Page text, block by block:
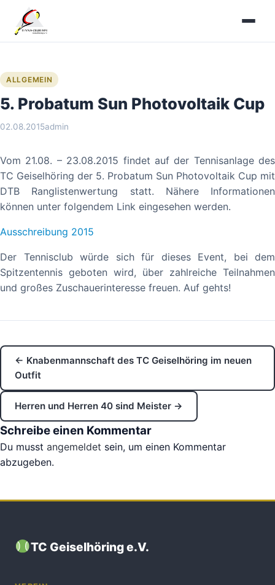
Inhalt
springen
ALLGEMEIN
5. Probatum Sun Photovoltaik Cup
02.08.2015admin
Vom 21.08. – 23.08.2015 findet auf der Tennisanlage des
TC Geiselhöring der 5. Probatum Sun Photovoltaik Cup mit
DTB Ranglistenwertung statt. Nähere Informationen
können unter folgendem Link eingesehen werden.
Ausschreibung 2015
Der Tennisclub würde sich für dieses Event, bei dem
Spitzentennis geboten wird, über zahlreiche Teilnahmen
und großes Zuschauerinteresse freuen. Auf gehts!
← Knabenmannschaft des TC Geiselhöring im neuen
Outfit
Herren und Herren 40 sind Meister →
Schreibe einen Kommentar
Du musst angemeldet sein, um einen Kommentar
abzugeben.
TC Geiselhöring e.V.